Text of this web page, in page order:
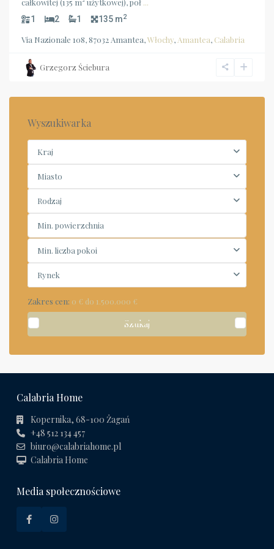
całkowitej (135 m² użytkowej), poł ...
1 2 1 135 m2
Via Nazionale 108, 87032 Amantea,Włochy, Amantea, Calabria
Grzegorz Ściebura
Wyszukiwarka
Kraj
Miasto
Rodzaj
Min. liczba pokoi
Rynek
Zakres cen: 0 € do 1.500.000 €
Szukaj
Calabria Home
Kopernika, 68-100 Żagań
+48 512 134 457
biuro@calabriahome.pl
Calabria Home
Media społecznościowe